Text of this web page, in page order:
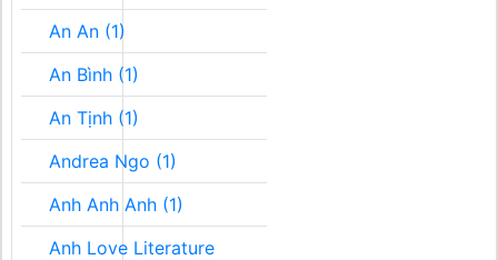
An An (1)
An Bình (1)
An Tịnh (1)
Andrea Ngo (1)
Anh Anh Anh (1)
Anh Love Literature